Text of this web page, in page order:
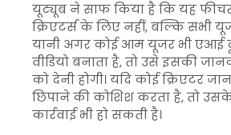
यूट्यूब ने साफ किया है कि यह
क्रिएटर्स के लिए नहीं, बल्कि सभी
यानी अगर कोई आम यूजर भी एआई
वीडियो बनाता है, तो उसे इसकी
को देनी होगी। यदि कोई क्रिएटर
छिपाने की कोशिश करता है, तो
कार्रवाई भी हो सकती है।